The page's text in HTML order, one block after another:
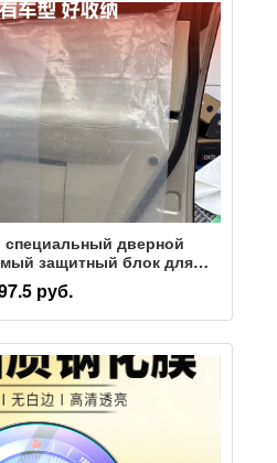
специальный дверной
защитный блок для
пленки, простой в
и хранении
руб.